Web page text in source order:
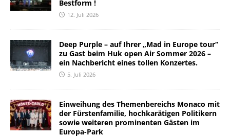
Bestform !
12. Juli 2026
Deep Purple – auf Ihrer „Mad in Europe tour“
zu Gast beim Huk open Air Sommer 2026 –
ein Nachbericht eines tollen Konzertes.
5. Juli 2026
Einweihung des Themenbereichs Monaco mit
der Fürstenfamilie, hochkarätigen Politikern
sowie weiteren prominenten Gästen im
Europa-Park